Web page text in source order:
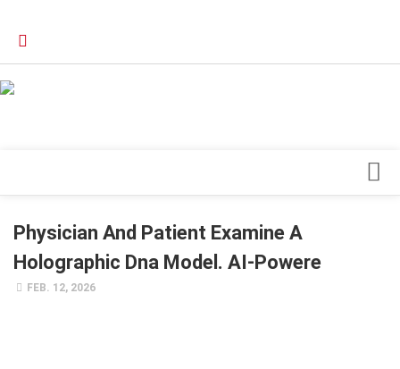
Forschung
Herz & Kreislauf
Physician And Patient Examine A
Holographic Dna Model. AI-Powere
FEB. 12, 2026